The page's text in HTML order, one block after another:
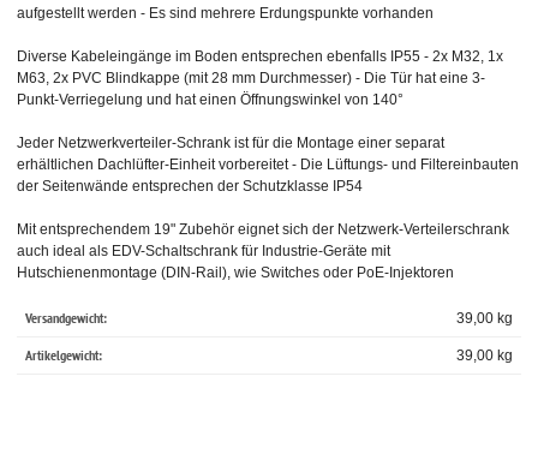
aufgestellt werden - Es sind mehrere Erdungspunkte vorhanden
Diverse Kabeleingänge im Boden entsprechen ebenfalls IP55 - 2x M32, 1x
M63, 2x PVC Blindkappe (mit 28 mm Durchmesser) - Die Tür hat eine 3-
Punkt-Verriegelung und hat einen Öffnungswinkel von 140°
Jeder Netzwerkverteiler-Schrank ist für die Montage einer separat
erhältlichen Dachlüfter-Einheit vorbereitet - Die Lüftungs- und Filtereinbauten
der Seitenwände entsprechen der Schutzklasse IP54
Mit entsprechendem 19" Zubehör eignet sich der Netzwerk-Verteilerschrank
auch ideal als EDV-Schaltschrank für Industrie-Geräte mit
Hutschienenmontage (DIN-Rail), wie Switches oder PoE-Injektoren
Versandgewicht: 39,00 kg
Artikelgewicht: 39,00 kg